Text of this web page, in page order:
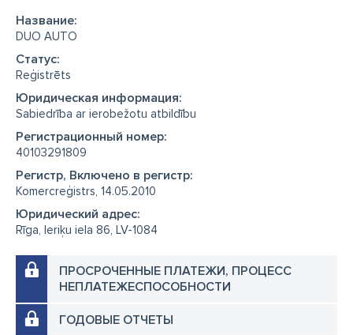
Название:
DUO AUTO
Cтатус:
Reģistrēts
Юридическая информация:
Sabiedrība ar ierobežotu atbildību
Регистрационный номер:
40103291809
Регистр, Включено в регистр:
Komercreģistrs, 14.05.2010
Юридический адрес:
Rīga, Ieriķu iela 86, LV-1084
ПРОСРОЧЕННЫЕ ПЛАТЕЖИ, ПРОЦЕСС
НЕПЛАТЕЖЕСПОСОБНОСТИ
ГОДОВЫЕ ОТЧЕТЫ